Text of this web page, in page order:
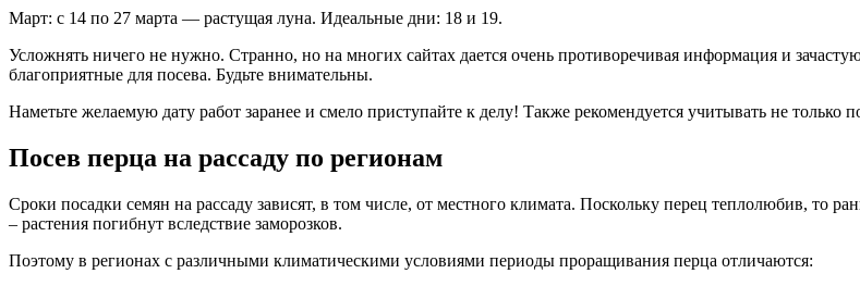
Март: с 14 по 27 марта — растущая луна. Идеальные дни: 18 и 19.
Усложнять ничего не нужно. Странно, но на многих сайтах дается очень противоречивая информация и
благоприятные для посева. Будьте внимательны.
Наметьте желаемую дату работ заранее и смело приступайте к делу! Также рекомендуется учитывать не
Посев перца на рассаду по регионам
Сроки посадки семян на рассаду зависят, в том числе, от местного климата. Поскольку перец теплолюбив, то
– растения погибнут вследствие заморозков.
Поэтому в регионах с различными климатическими условиями периоды проращивания перца отличаются: